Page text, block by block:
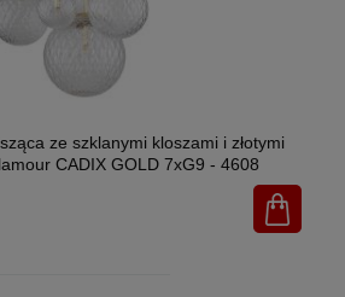
ze szklanymi kloszami i złotymi
CADIX GOLD 7xG9 - 4608